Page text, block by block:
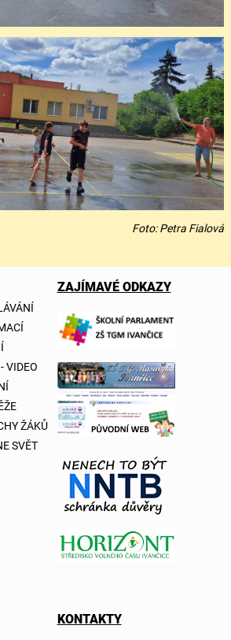
Foto: Petra Fialová
VIDEO
ŽÁKŮ
SVĚT
ZAJÍMAVÉ ODKAZY
KONTAKTY